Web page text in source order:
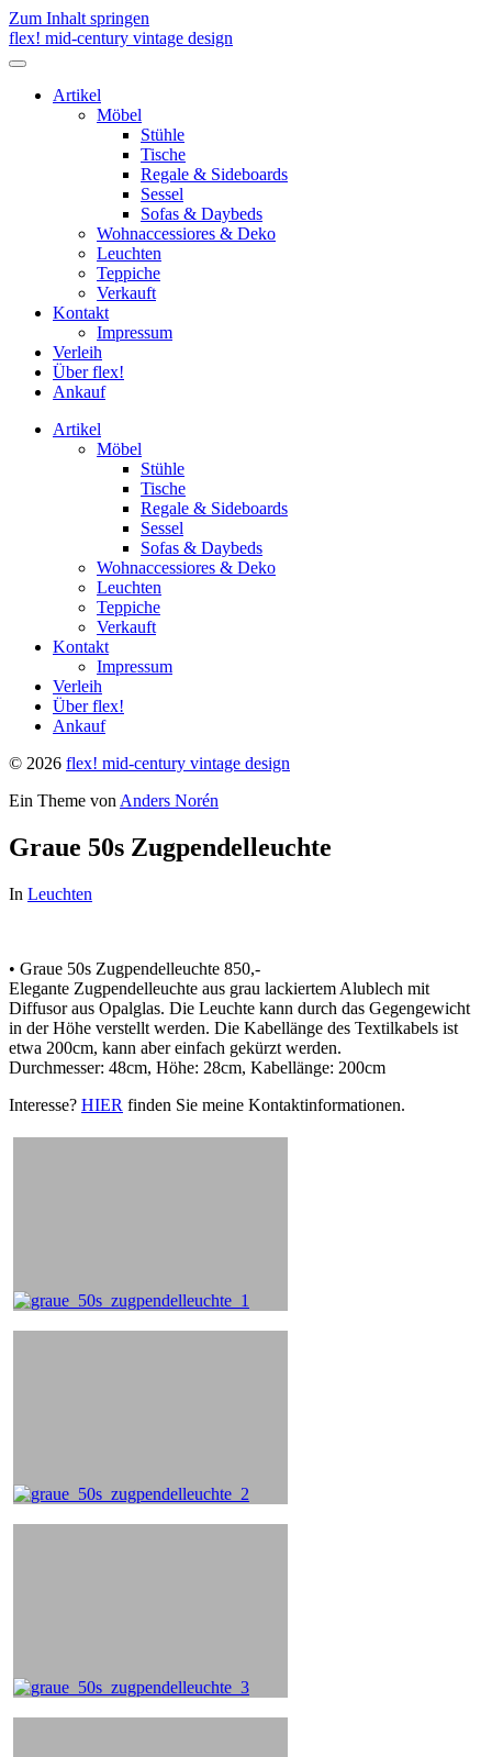
Zum Inhalt springen
flex! mid-century vintage design
Menü
umschalten
Artikel
Möbel
Stühle
Tische
Regale & Sideboards
Sessel
Sofas & Daybeds
Wohnaccessiores & Deko
Leuchten
Teppiche
Verkauft
Kontakt
Impressum
Verleih
Über flex!
Ankauf
Artikel
Möbel
Stühle
Tische
Regale & Sideboards
Sessel
Sofas & Daybeds
Wohnaccessiores & Deko
Leuchten
Teppiche
Verkauft
Kontakt
Impressum
Verleih
Über flex!
Ankauf
© 2026 flex! mid-century vintage design
Ein Theme von Anders Norén
Graue 50s Zugpendelleuchte
In Leuchten
• Graue 50s Zugpendelleuchte 850,-
Elegante Zugpendelleuchte aus grau lackiertem Alublech mit
Diffusor aus Opalglas. Die Leuchte kann durch das Gegengewicht
in der Höhe verstellt werden. Die Kabellänge des Textilkabels ist
etwa 200cm, kann aber einfach gekürzt werden.
Durchmesser: 48cm, Höhe: 28cm, Kabellänge: 200cm
Interesse? HIER finden Sie meine Kontaktinformationen.